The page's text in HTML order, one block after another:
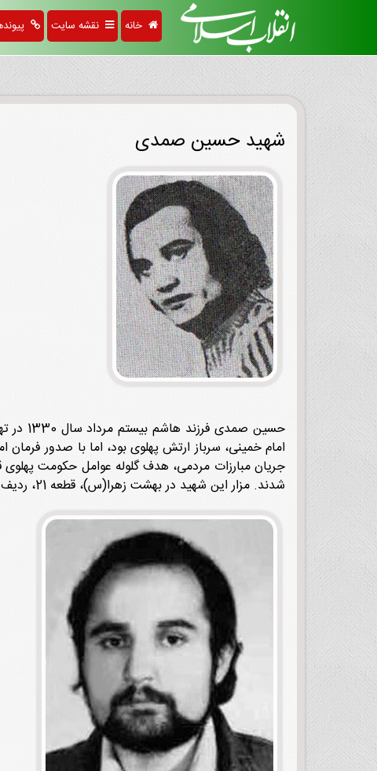
خانه نقشه سایت
شهید حسین صمدی
جریان مبارزات مردمی، هدف گلوله عوامل حکومت
شدند. مزار این شهید در بهشت ‌زهرا(س)، قطعه 21، ردیف 65، شماره 1 قرار دارد.